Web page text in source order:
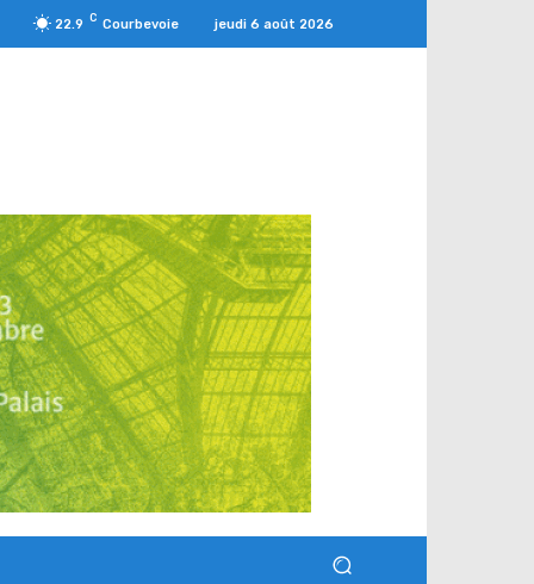
22.9 C Courbevoie jeudi 6 août 2026